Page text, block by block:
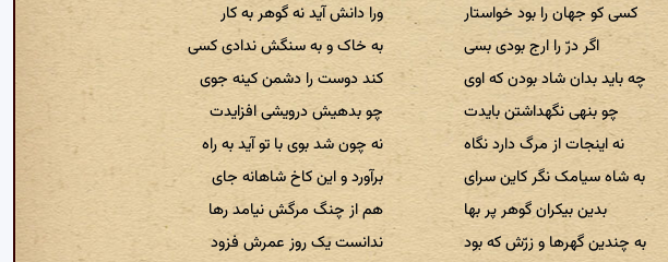
کسی کو جهان را بود خواستار
ورا دانش آید نه گوهر به کار
اگر درّ را ارج بودی بسی
به خاک و به سنگش ندادی کسی
چه باید بدان شاد بودن که اوی
کند دوست را دشمن کینه جوی
چو بنهی نگهداشتن بایدت
چو بدهیش درویشی افزایدت
نه اینجات از مرگ دارد نگاه
نه چون شد بوی با تو آید به راه
به شاه سیامک نگر کاین سرای
برآورد و این کاخ شاهانه جای
بدین بیکران گوهر پر بها
هم از چنگ مرگش نیامد رها
به چندین گهرها و زرّش که بود
ندانست یک روز عمرش فزود